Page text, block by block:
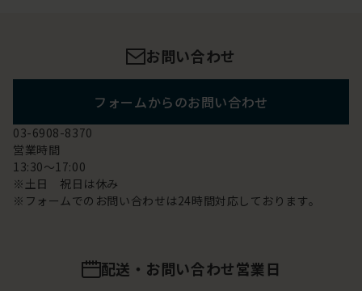
お問い合わせ
フォームからのお問い合わせ
03-6908-8370
営業時間
13:30～17:00
※土日 祝日は休み
※フォームでのお問い合わせは24時間対応しております。
配送・お問い合わせ営業日